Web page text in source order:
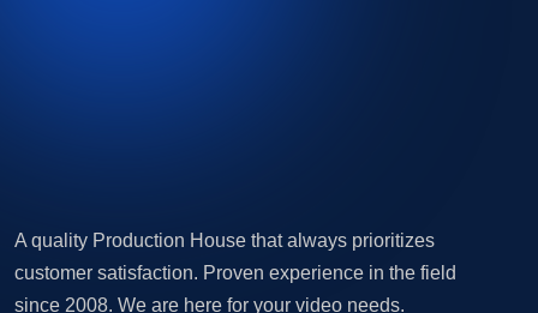
A quality Production House that always prioritizes
customer satisfaction. Proven experience in the field
since 2008. We are here for your video needs.